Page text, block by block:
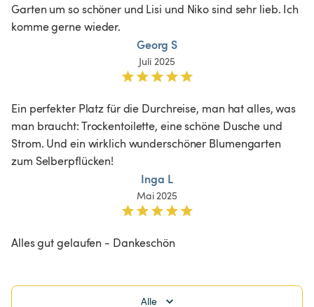
Garten um so schöner und Lisi und Niko sind sehr lieb. Ich
komme gerne wieder.
Georg S
Juli 2025
Ein perfekter Platz für die Durchreise, man hat alles, was
man braucht: Trockentoilette, eine schöne Dusche und
Strom. Und ein wirklich wunderschöner Blumengarten
zum Selberpflücken!
Inga L
Mai 2025
Alles gut gelaufen - Dankeschön
Alle